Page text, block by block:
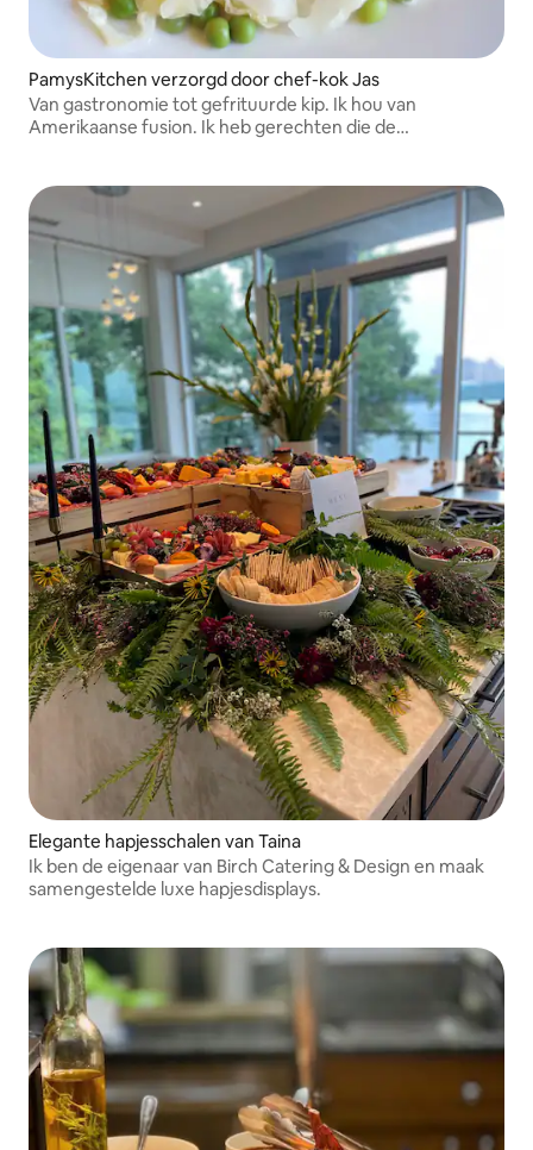
PamysKitchen verzorgd door chef-kok Jas
Van gastronomie tot gefrituurde kip. Ik hou van
Amerikaanse fusion. Ik heb gerechten die de
zuidelijke, Franse, Indiase en Aziatische gerechten.
Elegante hapjesschalen van Taina
Ik ben de eigenaar van Birch Catering & Design en maak
samengestelde luxe hapjesdisplays.